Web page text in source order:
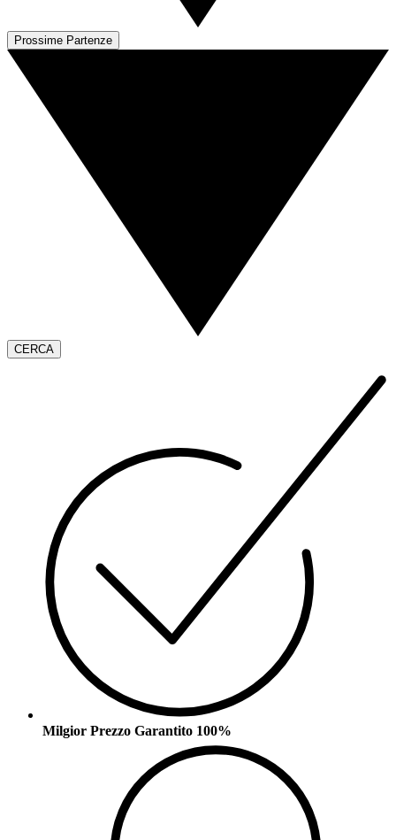
Prossime Partenze
CERCA
Milgior Prezzo Garantito 100%